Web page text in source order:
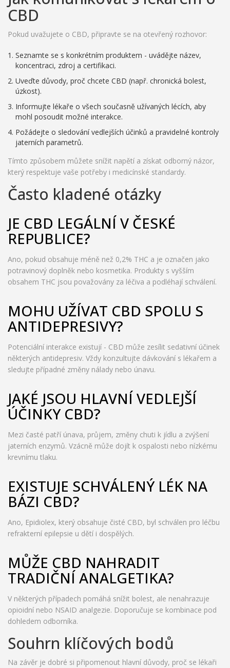
CBD
Pokud uvažujete o CBD, připravte se na otevřený rozhovor:
Seznamte se s konkrétním produktem - uvádějte název,
koncentraci, zdroj a certifikaci.
Uveďte důvody, proč chcete CBD (např. chronická bolest,
úzkost).
Informujte lékaře o všech současně užívaných lécích, aby
mohl posoudit možné interakce.
Požádejte o sledování vedlejších účinků a pravidelné kontroly
jaterních parametrů.
Tímto způsobem můžete snížit napětí a získat odborný názor,
který respektuje vaše potřeby i medicínské standardy.
Často kladené otázky
JE CBD LEGÁLNÍ V ČESKÉ
REPUBLICE?
Ano, pokud obsahuje méně než 0,2% THC a je označen jako
potravinový doplněk nebo kosmetika. Produkty s vyšším
obsahem THC jsou považovány za léčiva a podléhají schválení.
MOHU UŽÍVAT CBD SPOLU S
ANTIDEPRESIVY?
Potenciální interakce existují - CBD může zesílit sedativní účinek
některých antidepresiv. Vždy konzultujte dávkování s lékařem a
sledujte případné změny nálady nebo únavu.
JAKÉ JSOU HLAVNÍ VEDLEJŠÍ
ÚČINKY CBD?
Mezi časté patří únava, průjem, změny chuti k jídlu a zvýšení
jaterních enzymů. Vzácně může dojít k ospalosti nebo nízkému
krevnímu tlaku.
EXISTUJE SCHVÁLENÝ LÉK NA
BÁZI CBD?
Ano, Epidiolex, který obsahuje čisté CBD, byl schválen pro léčbu
refrakterní epilepsie u dětí i dospělých.
MŮŽE CBD NAHRADIT
TRADIČNÍ ANALGETIKA?
V některých případech pomáhá snížit bolest, ale nenahrazuje
opioidní nebo NSAID analgezie. Doporučuje se kombinace pod
dohledem odborníka.
Souhrn klíčových bodů
Na závěr je dobré si připomenout hlavní důvody, proč se lékaři